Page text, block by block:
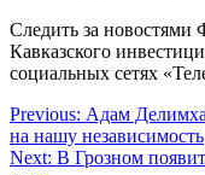
Следить за
Кавказского
социальных сетях
Навигация
по
Previous: Адам
на нашу независимость
Next: В Грозном